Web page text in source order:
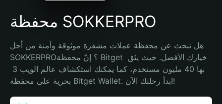
محفظة SOKKERPRO
هل تبحث عن محفظة عملات مشفرة موثوقة وآمنة من أجل
SOKKERPRO؟ إنّ محفظة Bitget خيارك الأفضل. حيث يثق
بحرية على محفظة Bitget Wallet. ابدأ رحلتك الآن!